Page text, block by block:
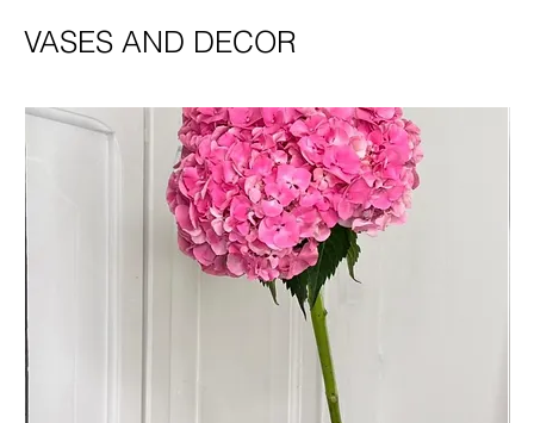
VASES AND DECOR